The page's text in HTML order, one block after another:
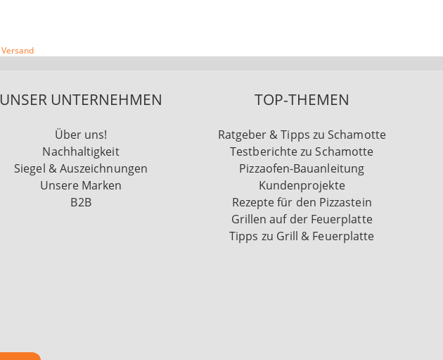
Versand
UNSER UNTERNEHMEN
Über uns!
Nachhaltigkeit
Siegel & Auszeichnungen
Unsere Marken
B2B
TOP-THEMEN
Ratgeber & Tipps zu Schamotte
Testberichte zu Schamotte
Pizzaofen-Bauanleitung
Kundenprojekte
Rezepte für den Pizzastein
Grillen auf der Feuerplatte
Tipps zu Grill & Feuerplatte